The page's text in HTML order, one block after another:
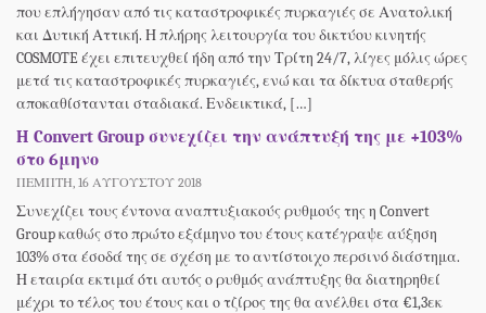
που επλήγησαν από τις καταστροφικές πυρκαγιές σε Ανατολική
και Δυτική Αττική. Η πλήρης λειτουργία του δικτύου κινητής
COSMOTE έχει επιτευχθεί ήδη από την Τρίτη 24/7, λίγες μόλις ώρες
μετά τις καταστροφικές πυρκαγιές, ενώ και τα δίκτυα σταθερής
αποκαθίστανται σταδιακά. Ενδεικτικά, […]
H Convert Group συνεχίζει την ανάπτυξή της με +103%
στο 6μηνο
ΠΈΜΠΤΗ, 16 ΑΥΓΟΎΣΤΟΥ 2018
Συνεχίζει τους έντονα αναπτυξιακούς ρυθμούς της η Convert
Group καθώς στο πρώτο εξάμηνο του έτους κατέγραψε αύξηση
103% στα έσοδά της σε σχέση με το αντίστοιχο περσινό διάστημα.
Η εταιρία εκτιμά ότι αυτός ο ρυθμός ανάπτυξης θα διατηρηθεί
μέχρι το τέλος του έτους και ο τζίρος της θα ανέλθει στα €1,3εκ